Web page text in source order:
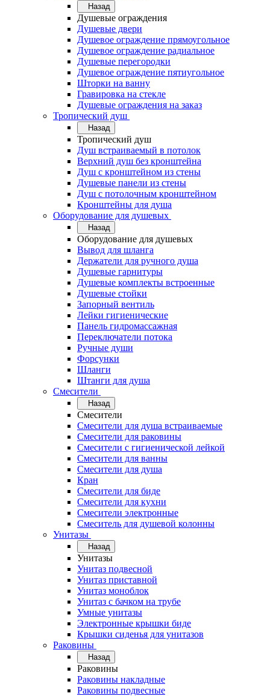
Назад
Душевые ограждения
Душевые двери
Душевое ограждение прямоугольное
Душевое ограждение радиальное
Душевые перегородки
Душевое ограждение пятиугольное
Шторки на ванну
Гравировка на стекле
Душевые ограждения на заказ
Тропический душ
Назад
Тропический душ
Душ встраиваемый в потолок
Верхний душ без кронштейна
Душ с кронштейном из стены
Душевые панели из стены
Душ с потолочным кронштейном
Кронштейны для душа
Оборудование для душевых
Назад
Оборудование для душевых
Вывод для шланга
Держатели для ручного душа
Душевые гарнитуры
Душевые комплекты встроенные
Душевые стойки
Запорный вентиль
Лейки гигиенические
Панель гидромассажная
Переключатели потока
Ручные души
Форсунки
Шланги
Штанги для душа
Смесители
Назад
Смесители
Смесители для душа встраиваемые
Смесители для раковины
Смесители с гигиенической лейкой
Смесители для ванны
Смесители для душа
Кран
Смесители для биде
Смесители для кухни
Смесители электронные
Смеситель для душевой колонны
Унитазы
Назад
Унитазы
Унитаз подвесной
Унитаз приставной
Унитаз моноблок
Унитаз с бачком на трубе
Умные унитазы
Электронные крышки биде
Крышки сиденья для унитазов
Раковины
Назад
Раковины
Раковины накладные
Раковины подвесные